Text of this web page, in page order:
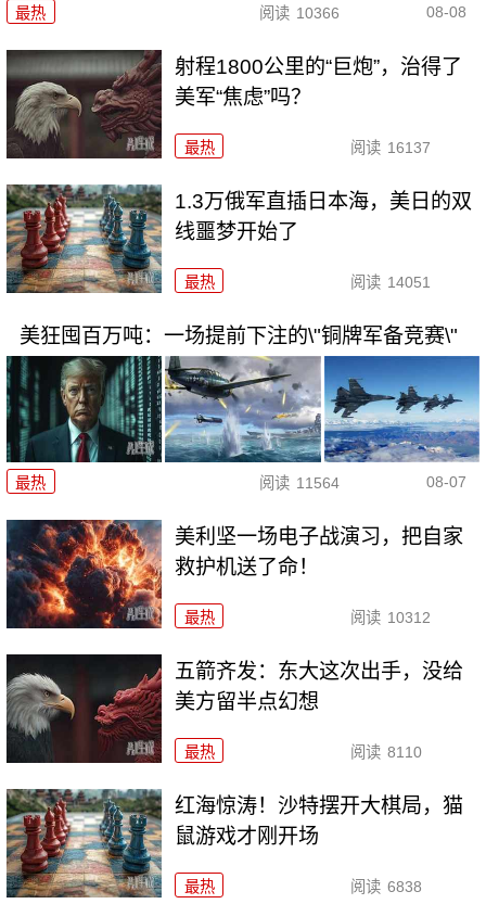
最热 阅读 10366 08-08
射程1800公里的“巨炮”，治得了
美军“焦虑”吗？
最热 阅读 16137
1.3万俄军直插日本海，美日的双
线噩梦开始了
最热 阅读 14051
美狂囤百万吨：一场提前下注的\"铜牌军备竞赛\"
最热 阅读 11564 08-07
美利坚一场电子战演习，把自家
救护机送了命！
最热 阅读 10312
五箭齐发：东大这次出手，没给
美方留半点幻想
最热 阅读 8110
红海惊涛！沙特摆开大棋局，猫
鼠游戏才刚开场
最热 阅读 6838